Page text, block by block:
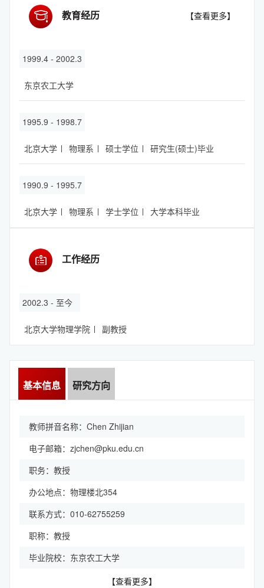
教育经历 【查看更多】
1999.4 - 2002.3
东京农工大学
1995.9 - 1998.7
北京大学 物理系 硕士学位 研究生(硕士)毕业
1990.9 - 1995.7
北京大学 物理系 学士学位 大学本科毕业
工作经历
2002.3 - 至今
北京大学物理学院 副教授
基本信息 研究方向
【查看更多】
教师拼音名称：Chen Zhijian
电子邮箱： zjchen@pku.edu.cn
职务：教授
办公地点：物理楼北354
联系方式：010-62755259
职称：教授
毕业院校：东京农工大学